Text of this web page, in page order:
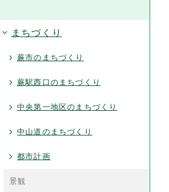
まちづくり
蕨市のまちづくり
蕨駅西口のまちづくり
中央第一地区のまちづくり
中山道のまちづくり
都市計画
景観